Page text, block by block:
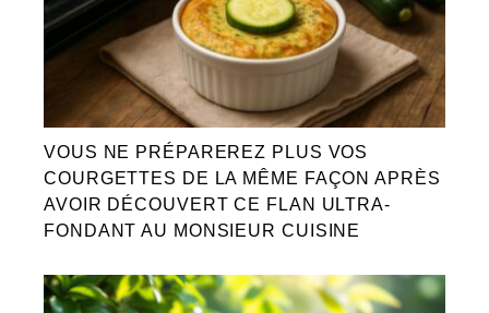
VOUS NE PRÉPAREREZ PLUS VOS
COURGETTES DE LA MÊME FAÇON APRÈS
AVOIR DÉCOUVERT CE FLAN ULTRA-
FONDANT AU MONSIEUR CUISINE